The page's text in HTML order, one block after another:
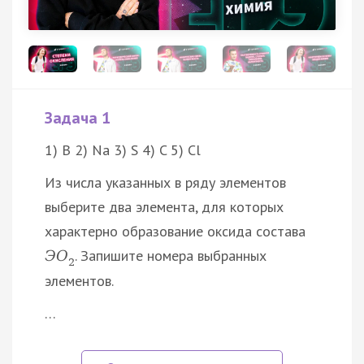
Задача 1
1) B 2) Na 3) S 4) C 5) Cl
Из числа указанных в ряду элементов
выберите два элемента, для которых
характерно образование оксида состава
ЭO2. Запишите номера выбранных
элементов.
…